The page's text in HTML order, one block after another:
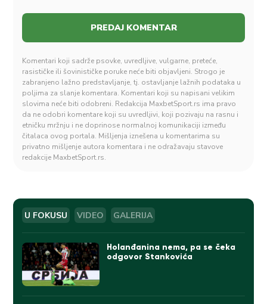
Komentari koji sadrže psovke, uvredljive, vulgarne, preteće,
rasističke ili šovinističke poruke neće biti objavljeni. Strogo je
zabranjeno lažno predstavljanje, tj. ostavljanje lažnih podataka u
poljima za slanje komentara. Komentari koji su napisani velikim
slovima neće biti odobreni. Redakcija MaxbetSport.rs ima pravo
da ne odobri komentare koji su uvredljivi, koji pozivaju na rasnu i
etničku mržnju i ne doprinose normalnoj komunikaciji između
čitalaca ovog portala. Mišljenja iznešena u komentarima su
privatno mišljenje autora komentara i ne odražavaju stavove
redakcije MaxbetSport.rs.
U FOKUSU VIDEO GALERIJA
Holanđanina nema, pa se čeka
odgovor Stankovića